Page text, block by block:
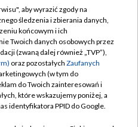
TVP
zgody
aby wyrazić zgody na
śledzenia i zbierania danych,
końcowym i ich
Twoich danych osobowych przez
(zwaną dalej również „TVP”),
oraz pozostałych Zaufanych
(w tym do
do Twoich zainteresowań i
które wskazujemy poniżej, a
identyfikatora PPID do Google.